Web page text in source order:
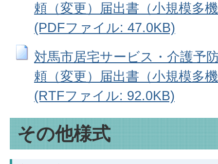
頼（変更）届出書（小規模多
(PDFファイル: 47.0KB)
対馬市居宅サービス・介護予
頼（変更）届出書（小規模多
(RTFファイル: 92.0KB)
その他様式